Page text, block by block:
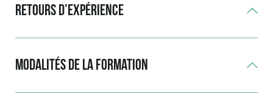
Retours d’expérience
Modalités de la formation